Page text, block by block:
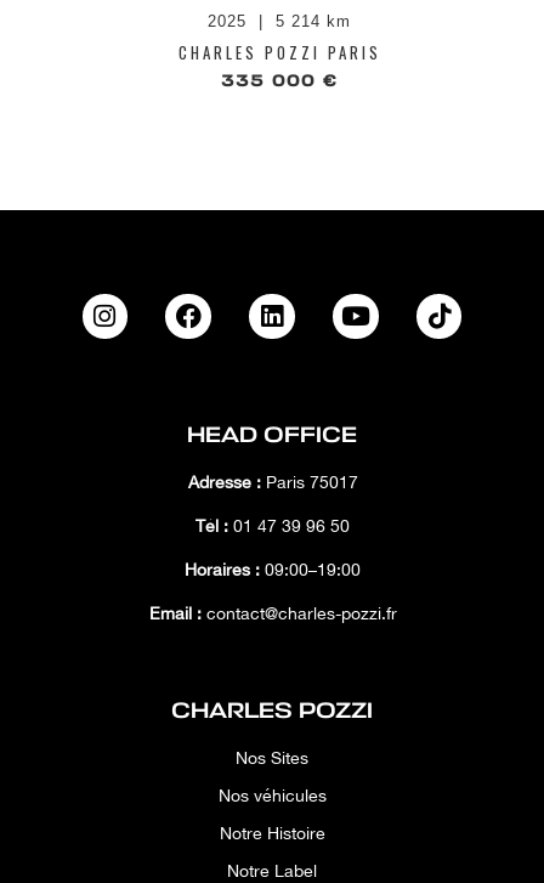
2025 5 214 km
CHARLES POZZI PARIS
335 000 €
HEAD OFFICE
Adresse :Paris 75017
Tél : 01 47 39 96 50
Horaires : 09:00–19:00
Email :contact@charles-pozzi.fr
CHARLES POZZI
Nos Sites
Nos véhicules
Notre Histoire
Notre Label